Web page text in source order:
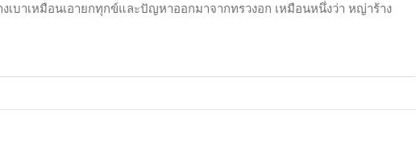
เบาเหมือนเอายกทุกข์และปัญหาออกมาจากทรวงอก เหมือนหนึ่งว่า หญ่าร้าง